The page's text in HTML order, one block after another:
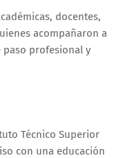
docentes,
acompañaron a
paso profesional y
Técnico Superior
con una educación